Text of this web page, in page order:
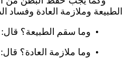
الطبيعة وملازمة العادة وفساد
• وما سقم الطبيعة؟ قال:
• وما ملازمة العادة؟ قال: